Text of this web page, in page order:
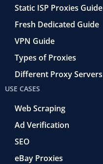
Static ISP Proxies Guide
Fresh Dedicated Guide
VPN Guide
Types of Proxies
Different Proxy Servers
USE CASES
Web Scraping
Ad Verification
SEO
eBay Proxies